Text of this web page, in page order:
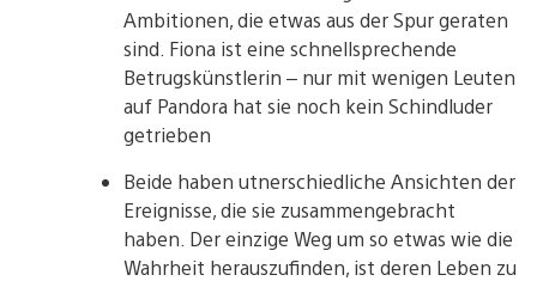
Ambitionen, die etwas aus der Spur geraten
sind. Fiona ist eine schnellsprechende
Betrugskünstlerin – nur mit wenigen Leuten
auf Pandora hat sie noch kein Schindluder
getrieben
Beide haben utnerschiedliche Ansichten der
Ereignisse, die sie zusammengebracht
haben. Der einzige Weg um so etwas wie die
Wahrheit herauszufinden, ist deren Leben zu